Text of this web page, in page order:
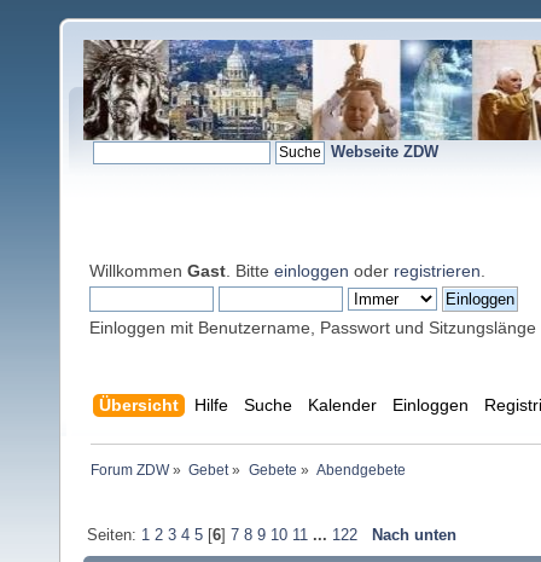
Webseite ZDW
Willkommen Gast . Bitte einloggen oder registrieren
Einloggen mit Benutzername, Passwort und Sitzungslänge
Übersicht Hilfe Suche Kalender Einloggen
Forum ZDW» Gebet» Gebete » Abendgebete
Seiten: 1 2 3 4 5[6] 7 8 9 10 11 ... 122 Nach unten